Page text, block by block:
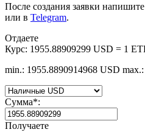
После создания заявки
или в Telegram.
Отдаете
Курс: 1955.88909299 USD = 1
min.: 1955.8890914968 USD
Сумма*:
Получаете